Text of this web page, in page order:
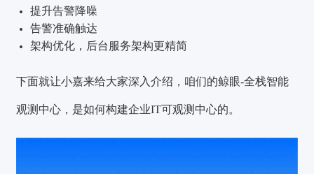
提升告警降噪
告警准确触达
架构优化，后台服务架构更精简
下面就让小嘉来给大家深入介绍，咱们的鲸眼-全栈智能
观测中心，是如何构建企业IT可观测中心的。